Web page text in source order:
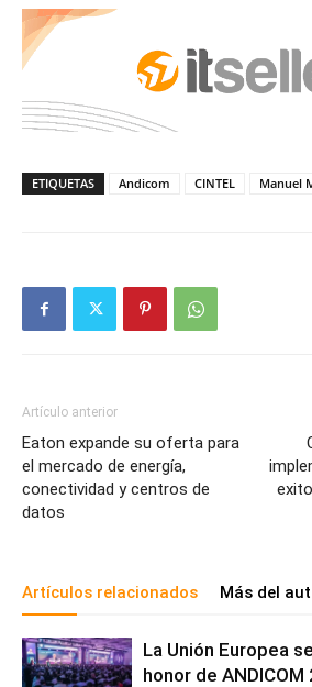
ETIQUETAS Andicom CINTEL Manuel
Artículo anterior
Eaton expande su oferta para
el mercado de energía,
conectividad y centros de
datos
Artículos relacionados Más del
La Unión Europea
honor de ANDICOM